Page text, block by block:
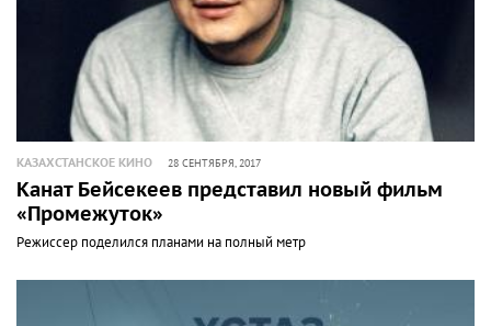
КАЗАХСТАНСКОЕ КИНО 28 СЕНТЯБРЯ, 2017
Канат Бейсекеев представил новый фильм
«Промежуток»
Режиссер поделился планами на полный метр